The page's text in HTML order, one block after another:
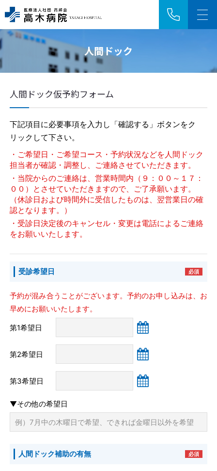
アクセス
HOME
ご来院の方へ
診療科・センター
病院紹介
医療関係者の方へ
当院のがん診療
採用情報
研修医募集
専攻医募集
プライバシーポリシー
お問い合わせ
交通アクセス
人間ドック
人間ドック仮予約フォーム
下記項目に必要事項を入力し「確認する」ボタンをク
リックして下さい。
・ご希望日・ご希望コース・予約状況などを人間ドック
担当者が確認・調整し、ご連絡させていただきます。
・当院からのご連絡は、営業時間内（９：００～１７：
００）とさせていただきますので、ご了承願います。
（休診日および時間外に受信したものは、翌営業日の確
認となります。）
・受診日決定後のキャンセル・変更は電話によるご連絡
をお願いいたします。
受診希望日 必須
予約が混み合うことがございます。予約のお申し込みは、お
早めにお願いいたします。
第1希望日
第2希望日
第3希望日
▼その他の希望日
人間ドック補助の有無 必須